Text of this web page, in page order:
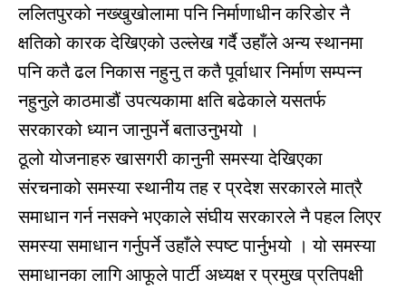
ललितपुरको नख्खुखोलामा पनि निर्माणाधीन करिडोर नै
क्षतिको कारक देखिएको उल्लेख गर्दै उहाँले अन्य स्थानमा
पनि कतै ढल निकास नहुनु त कतै पूर्वाधार निर्माण सम्पन्न
नहुनुले काठमाडौं उपत्यकामा क्षति बढेकाले यसतर्फ
सरकारको ध्यान जानुपर्ने बताउनुभयो ।
ठूलो योजनाहरु खासगरी कानुनी समस्या देखिएका
संरचनाको समस्या स्थानीय तह र प्रदेश सरकारले मात्रै
समाधान गर्न नसक्ने भएकाले संघीय सरकारले नै पहल लिएर
समस्या समाधान गर्नुपर्ने उहाँले स्पष्ट पार्नुभयो । यो समस्या
समाधानका लागि आफूले पार्टी अध्यक्ष र प्रमुख प्रतिपक्षी